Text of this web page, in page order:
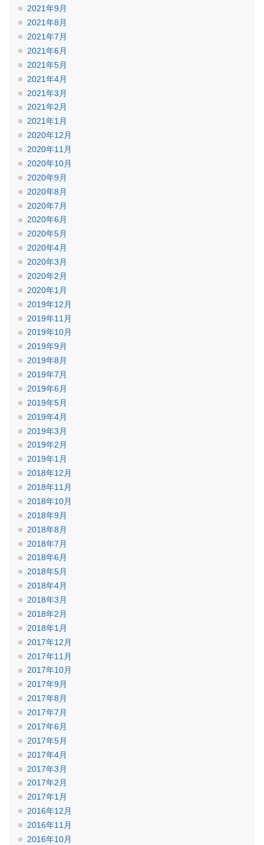
2021年9月
2021年8月
2021年7月
2021年6月
2021年5月
2021年4月
2021年3月
2021年2月
2021年1月
2020年12月
2020年11月
2020年10月
2020年9月
2020年8月
2020年7月
2020年6月
2020年5月
2020年4月
2020年3月
2020年2月
2020年1月
2019年12月
2019年11月
2019年10月
2019年9月
2019年8月
2019年7月
2019年6月
2019年5月
2019年4月
2019年3月
2019年2月
2019年1月
2018年12月
2018年11月
2018年10月
2018年9月
2018年8月
2018年7月
2018年6月
2018年5月
2018年4月
2018年3月
2018年2月
2018年1月
2017年12月
2017年11月
2017年10月
2017年9月
2017年8月
2017年7月
2017年6月
2017年5月
2017年4月
2017年3月
2017年2月
2017年1月
2016年12月
2016年11月
2016年10月